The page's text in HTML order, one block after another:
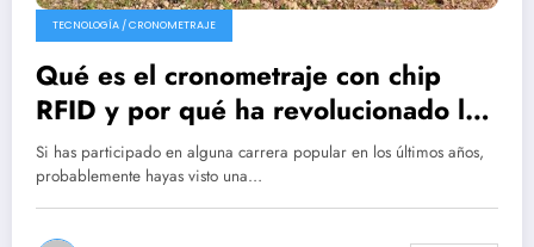
TECNOLOGÍA / CRONOMETRAJE
Qué es el cronometraje con chip
RFID y por qué ha revolucionado las
carreras populares
Si has participado en alguna carrera popular en los últimos años,
probablemente hayas visto una…